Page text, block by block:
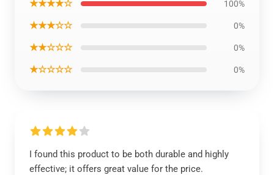
★★★★☆ 100%
★★★☆☆ 0%
★★☆☆☆ 0%
★☆☆☆☆ 0%
I found this product to be both durable and highly
effective; it offers great value for the price.